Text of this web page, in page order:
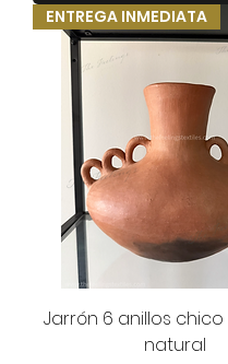
ENTREGA INMEDIATA
Jarrón 6 anillos
natural